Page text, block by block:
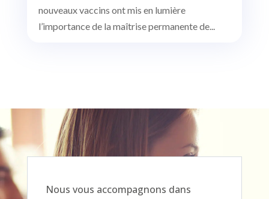
nouveaux vaccins ont mis en lumière
l’importance de la maîtrise permanente de...
Nous vous accompagnons dans